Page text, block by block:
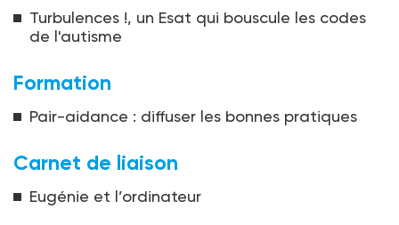
Turbulences !, un Esat qui bouscule les codes
de l'autisme
Formation
Pair-aidance : diffuser les bonnes pratiques
Carnet de liaison
Eugénie et l’ordinateur